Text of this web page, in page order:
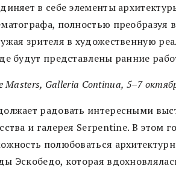
в себе элементы
полностью преобразуя
зрителя в художественную
будут представлены ранние
Masters, Galleria Continua, 5–7
радовать интересными
и галерея Serpentine. В этом
полюбоваться
Эскобедо, которая